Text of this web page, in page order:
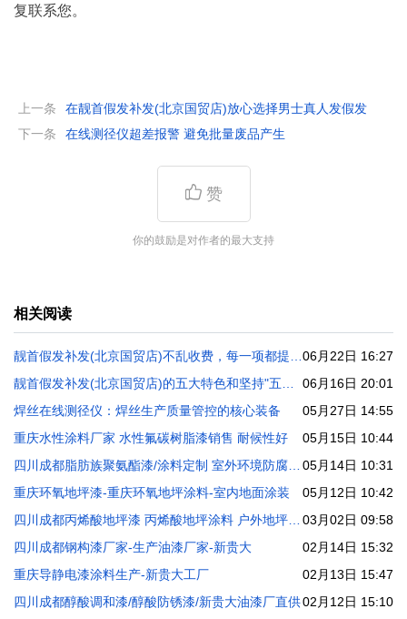
复联系您。
上一条
在靓首假发补发(北京国贸店)放心选择男士真人发假发
下一条
在线测径仪超差报警 避免批量废品产生
赞
你的鼓励是对作者的最大支持
相关阅读
06月22日 16:27
06月16日 20:01
焊丝在线测径仪：焊丝生产质量管控的核心装备
05月27日 14:55
重庆水性涂料厂家 水性氟碳树脂漆销售 耐候性好
05月15日 10:44
05月14日 10:31
重庆环氧地坪漆-重庆环氧地坪涂料-室内地面涂装
05月12日 10:42
03月02日 09:58
四川成都钢构漆厂家-生产油漆厂家-新贵大
02月14日 15:32
重庆导静电漆涂料生产-新贵大工厂
02月13日 15:47
四川成都醇酸调和漆/醇酸防锈漆/新贵大油漆厂直供02月12日 15:10